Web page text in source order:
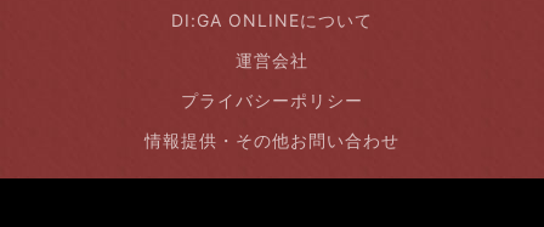
DI:GA ONLINEについて
運営会社
プライバシーポリシー
情報提供・その他お問い合わせ